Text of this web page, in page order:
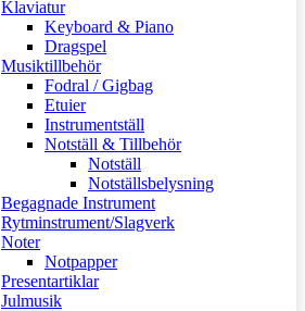
Klaviatur
Keyboard & Piano
Dragspel
Musiktillbehör
Fodral / Gigbag
Etuier
Instrumentställ
Notställ & Tillbehör
Notställ
Notställsbelysning
Begagnade Instrument
Rytminstrument/Slagverk
Noter
Notpapper
Presentartiklar
Julmusik